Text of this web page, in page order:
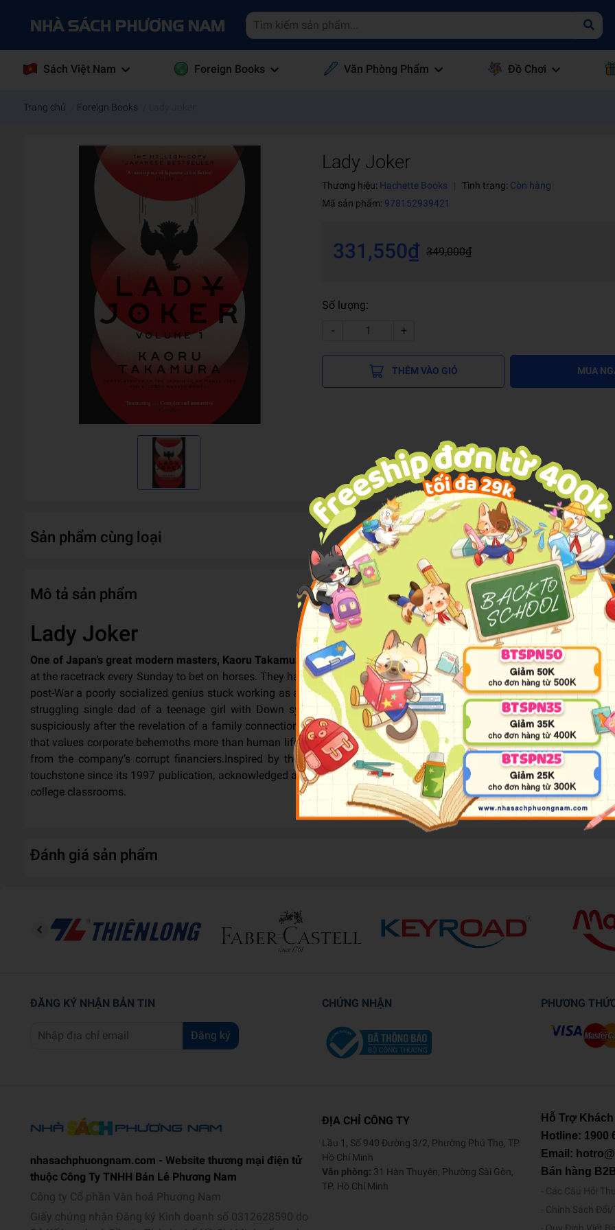
Sách Việt Nam Foreign Books Văn Phòng Phẩm Đồ Chơi
Trang chủ Foreign Books
Lady Joker
Thương hiệu: Hachette Books Tình trạng: Còn hàng
Mã sản phẩm: 978152939421
331,550₫ 349,000₫
Số lượng:
-
+
THÊM VÀO GIỎ MUA
Sản phẩm cùng loại
Mô tả sản phẩm
Lady Joker
One of Japan’s great modern masters, Kaoru Takamura, makes her English-language debut with this two-volume
at the racetrack every Sunday to bet on horses. They have little in common except a deep disaffection with their lives,
post-War a poorly socialized genius stuck working as a welder; a demoted detective with a chip on his shoulder; a
struggling single dad of a teenage girl with Down syndrome. The fifth man bringing them all together is an
suspiciously after the revelation of a family connection with the segregated buraku community, historically subjected
that values corporate behemoths more than human life, the five conspirators decide to carry out a kidnap the CEO of
from the company’s corrupt financiers.Inspired by the unsolved true-crime kidnapping case perpetrated by "the
touchstone since its 1997 publication, acknowledged as the magnum opus by one of Japan’s literary masters, twice
college classrooms.
Đánh giá sản phẩm
ĐĂNG KÝ NHẬN BẢN TIN
Đăng ký
CHỨNG NHẬN PHƯƠNG
nhasachphuongnam.com - Website thương mại điện tử
thuộc Công Ty TNHH Bán Lẻ Phương Nam
Công ty Cổ phần Văn hoá Phương Nam
Giấy chứng nhận Đăng ký Kinh doanh số 0312628590 do
ĐỊA CHỈ CÔNG TY
Lầu 1, Số 940 Đường 3/2, Phường Phú Thọ, TP.
Hồ Chí Minh
Văn phòng: 31 Hàn Thuyên, Phường Sài Gòn,
TP. Hồ Chí Minh
Hỗ Trợ
Hotline: 1900
Email:
Bán hàng
Các Câu Hỏi
Chính Sách
Quy Định Viết